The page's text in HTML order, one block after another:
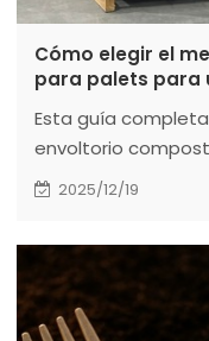
Cómo elegir el
para palets para
Esta guía
envoltorio
pallets que iguala o
Conozca las
D6400/EN13432),
de las mezclas de
2025/12/19